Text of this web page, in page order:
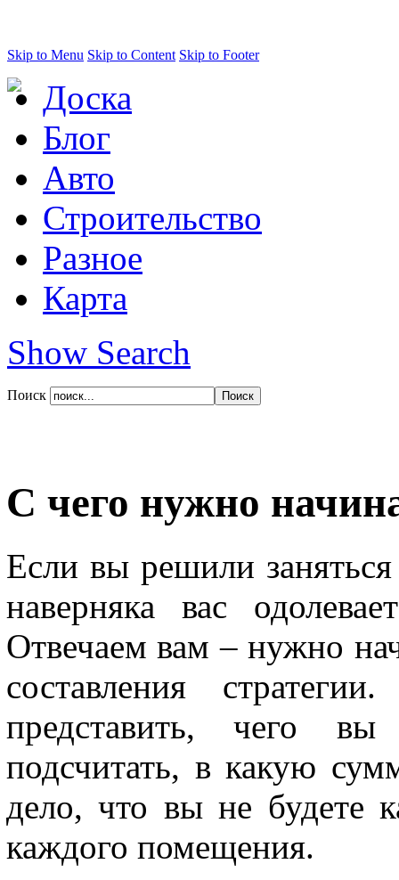
Skip to Menu Skip to Content Skip to Footer
Доска
Блог
Авто
Строительство
Разное
Карта
Show Search
Поиск
С чего нужно
Если вы решили
наверняка вас
Отвечаем вам – нужно
составления
представить, чего
подсчитать, в какую
дело, что вы не будете
каждого помещения.